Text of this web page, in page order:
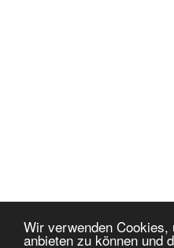
Wir verwenden Cookies,
anbieten zu können und